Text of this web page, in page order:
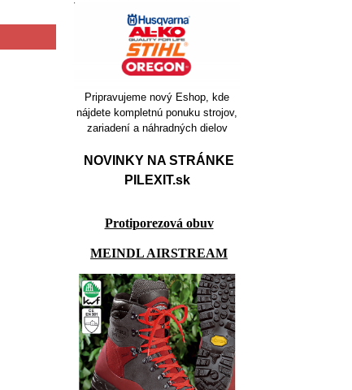
Pripravujeme nový Eshop, kde
nájdete kompletnú ponuku strojov,
zariadení a náhradných dielov
NOVINKY NA STRÁNKE
PILEXIT.sk
Protiporezová obuv
MEINDL AIRSTREAM